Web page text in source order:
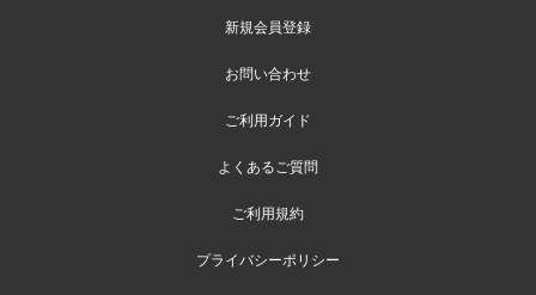
新規会員登録
お問い合わせ
ご利用ガイド
よくあるご質問
ご利用規約
プライバシーポリシー